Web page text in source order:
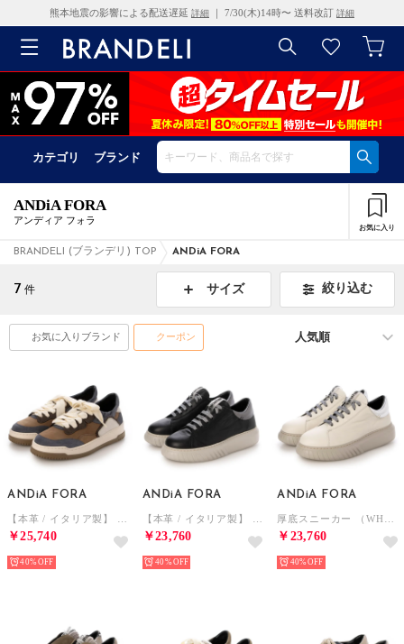
熊本地震の影響による配送遅延 詳細 ｜ 7/30(木)14時〜 送料改訂 詳細
カテゴリ ブランド
ANDiA FORA
アンディア フォラ
お気に入り
BRANDELI (ブランデリ) TOP ANDiA FORA
7 件 サイズ 絞り込む
お気に入りブランド クーポン
ANDiA FORA
￥25,740
40%
ANDiA FORA
￥23,760
40%
ANDiA FORA
￥23,760
40%